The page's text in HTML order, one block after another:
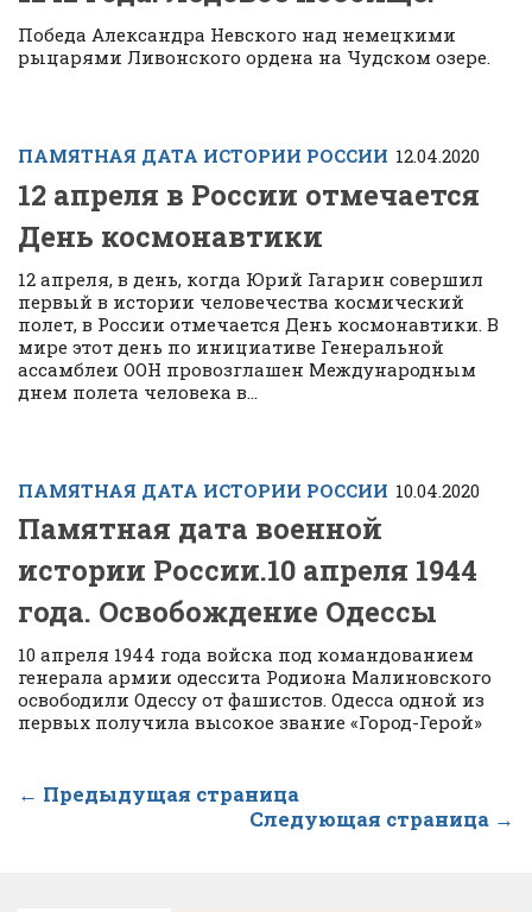
Победа Александра Невского над немецкими
рыцарями Ливонского ордена на Чудском озере.
ПАМЯТНАЯ ДАТА ИСТОРИИ РОССИИ 12.04.2020
12 апреля в России отмечается
День космонавтики
12 апреля, в день, когда Юрий Гагарин совершил
первый в истории человечества космический
полет, в России отмечается День космонавтики. В
мире этот день по инициативе Генеральной
ассамблеи ООН провозглашен Международным
днем полета человека в...
ПАМЯТНАЯ ДАТА ИСТОРИИ РОССИИ 10.04.2020
Памятная дата военной
истории России.10 апреля 1944
года. Освобождение Одессы
10 апреля 1944 года войска под командованием
генерала армии одессита Родиона Малиновского
освободили Одессу от фашистов. Одесса одной из
первых получила высокое звание «Город-Герой»
← Предыдущая страница
Следующая страница →